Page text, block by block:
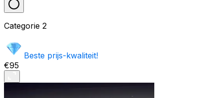
Categorie 2
Beste prijs-kwaliteit!
€95